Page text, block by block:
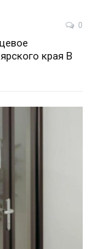
0
края В